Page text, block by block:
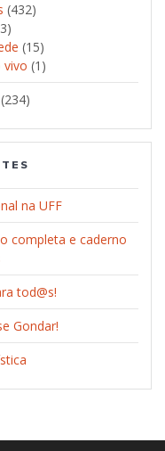
(432)
(15)
vivo (1)
(234)
na UFF
completa e caderno
tod@s!
Gondar!